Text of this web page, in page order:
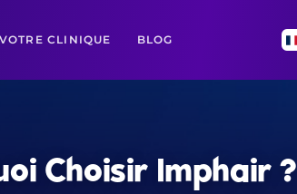
CLINIQUE BLOG
Choisir Imphair ?